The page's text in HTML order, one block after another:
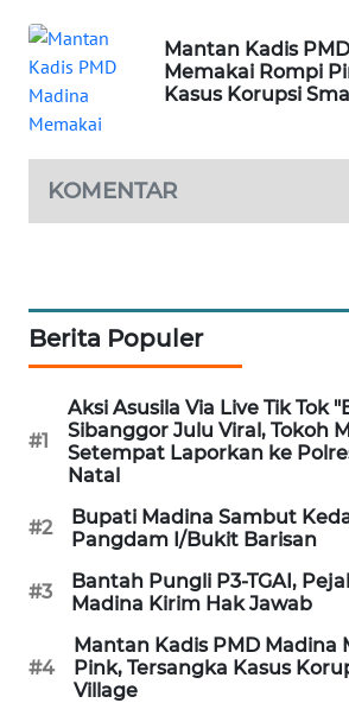
Mantan Kadis
Memakai Rompi
Kasus Korupsi
KOMENTAR
Berita Populer
#1
Aksi Asusila Via Live Tik Tok
Sibanggor Julu Viral, Tokoh
Setempat Laporkan ke
Natal
#2
Bupati Madina Sambut
Pangdam I/Bukit Barisan
#3
Bantah Pungli P3-TGAI,
Madina Kirim Hak Jawab
#4
Mantan Kadis PMD Madina
Pink, Tersangka Kasus
Village
SIDIKALANG
SIBARAGAS
METRO
SIANTAR
METRO
MEDAN
NEWS
METRO
JAKARTA
NEWS
KRT
NEWS
KARING
NEWS